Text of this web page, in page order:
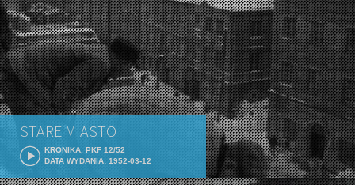
STARE MIASTO
KRONIKA, PKF 12/52
DATA WYDANIA: 1952-03-12